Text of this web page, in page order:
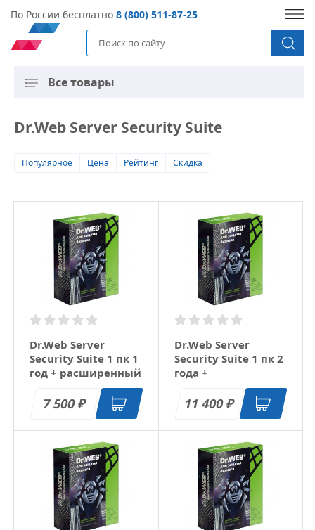
По России бесплатно 8 (800) 511-87-25
Все товары
Dr.Web Server Security Suite
Популярное Цена Рейтинг Скидка
Dr.Web Server
Security Suite 1 пк 1
год + расширенный
7 500₽
Dr.Web Server
Security Suite 1 пк 2
года +
расширенный
функционал
11 400₽